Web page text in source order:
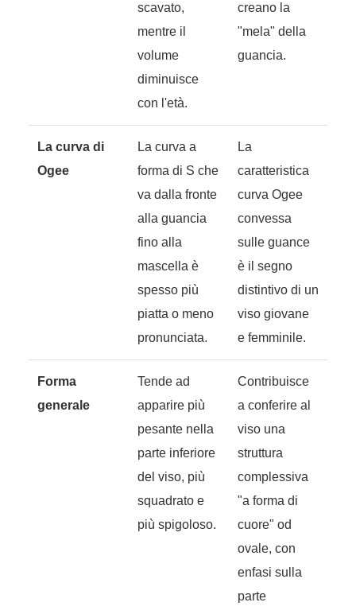
scavato,
mentre il
volume
diminuisce
con l'età.
creano la
"mela" della
guancia.
La curva di
Ogee
La curva a
forma di S che
va dalla fronte
alla guancia
fino alla
mascella è
spesso più
piatta o meno
pronunciata.
La
caratteristica
curva Ogee
convessa
sulle guance
è il segno
distintivo di un
viso giovane
e femminile.
Forma
generale
Tende ad
apparire più
pesante nella
parte inferiore
del viso, più
squadrato e
più spigoloso.
Contribuisce
a conferire al
viso una
struttura
complessiva
"a forma di
cuore" od
ovale, con
enfasi sulla
parte